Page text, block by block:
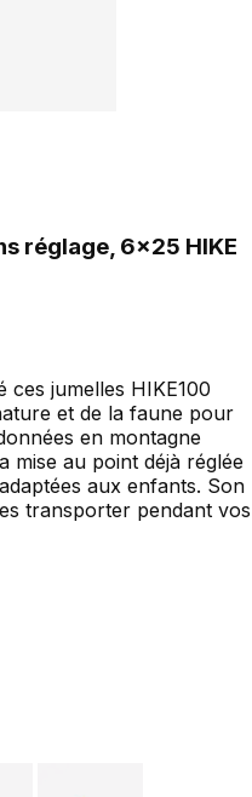
jumelles HIKE100
et de la faune pour
en montagne
mise au point déjà réglée
aux enfants. Son
transporter pendant vos